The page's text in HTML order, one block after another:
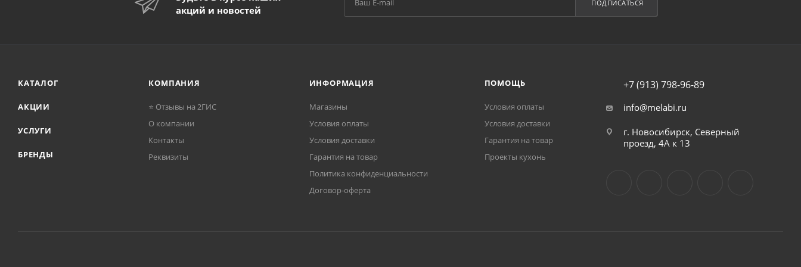
акций и новостей
ПОДПИСАТЬСЯ
КАТАЛОГ
АКЦИИ
УСЛУГИ
БРЕНДЫ
КОМПАНИЯ
⭐ Отзывы на 2ГИС
О компании
Контакты
Реквизиты
ИНФОРМАЦИЯ
Магазины
Условия оплаты
Условия доставки
Гарантия на товар
Политика конфиденциальности
Договор-оферта
ПОМОЩЬ
Условия оплаты
Условия доставки
Гарантия на товар
Проекты кухонь
+7 (913) 798-96-89
info@melabi.ru
г. Новосибирск, Северный
проезд, 4А к 13